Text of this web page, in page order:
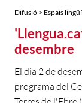
Difusió > Espais
desembre
El dia 2 de
programa del